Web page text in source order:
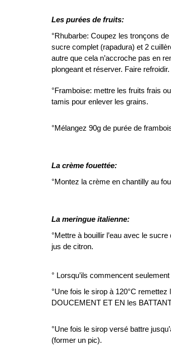
Les purées de fruits:
°Rhubarbe: Coupez les tronçons
sucre complet (rapadura) et 2
autre que cela n’accroche pas en
plongeant et réserver. Faire refroidir.
°Framboise: mettre les fruits frais
tamis pour enlever les grains.
°Mélangez 90g de purée de
La crème fouettée:
°Montez la crème en chantilly au
La meringue italienne:
°Mettre à bouillir l’eau avec le
jus de citron.
° Lorsqu’ils commencent
°Une fois le sirop à 120°C
DOUCEMENT ET EN les
°Une fois le sirop versé battre
(former un pic).